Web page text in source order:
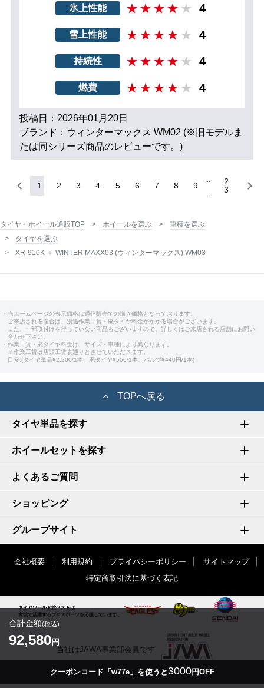
氷上性能 4
雪上性能 4
持続性 4
燃費 4
投稿日：2026年01月20日
ブランド：ウィンターマックス WM02 (※旧モデルま
たは同シリーズ商品のレビューです。)
1 2 3 4 5 6 7 8 9
2
3
合計金額(税込)
92,580円
クーポンコード「w77e」を使うと 3000円OFF
タイヤ・ホイール通販TOP ホイールを選ぶ
車種を選ぶ
タイヤを選ぶ
XR-910K ＋ WINTER MAXX03 (ウィンターマックス) WM03
・当ホームページの表示価格は通信販売での購入価格となっております。
ご来店される場合は、別途作業工賃・廃タイヤ料金がかかる場合がございます。
また、一部取付けを行っていない商品もございますので、詳しくはご来店される店舗にお問い
合わせ下さい。
・作業工賃・廃タイヤ料金は、サイズ・車種により異なります。
※作業工賃は店頭工賃表通りとさせていただきます。
目安:(タイヤ単品¥2,200/1本、廃タイヤ¥550/1本、バルブ¥440円/1本)
TOPへ戻る
タイヤ単品を探す
ホイールセットを探す
よくあるご質問
ショッピング
グループサイト
会社概要 利用規約 プライバシーポリシー
サイトマップ
特定商取引法に基づく表記
タイヤワールド館ベストは
宮城で活躍するプロスポーツを応援しています。
当社はJAWA事業部会員です